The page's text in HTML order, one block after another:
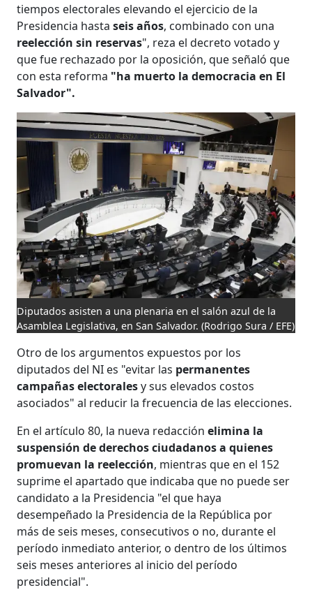
tiempos electorales elevando el ejercicio de la
Presidencia hasta seis años, combinado con una
reelección sin reservas", reza el decreto votado y
que fue rechazado por la oposición, que señaló que
con esta reforma "ha muerto la democracia en El
Salvador".
Diputados asisten a una plenaria en el salón azul de la
Asamblea Legislativa, en San Salvador. (Rodrigo Sura / EFE)
Otro de los argumentos expuestos por los
diputados del NI es "evitar las permanentes
campañas electoralesy sus elevados costos
asociados" al reducir la frecuencia de las elecciones.
En el artículo 80, la nueva redacción elimina la
suspensión de derechos ciudadanos a quienes
promuevan la reelección, mientras que en el 152
suprime el apartado que indicaba que no puede ser
candidato a la Presidencia "el que haya
desempeñado la Presidencia de la República por
más de seis meses, consecutivos o no, durante el
período inmediato anterior, o dentro de los últimos
seis meses anteriores al inicio del período
presidencial".